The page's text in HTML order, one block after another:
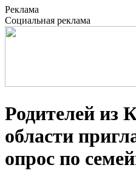
Реклама
Социальная реклама
Родителей из
области
опрос по